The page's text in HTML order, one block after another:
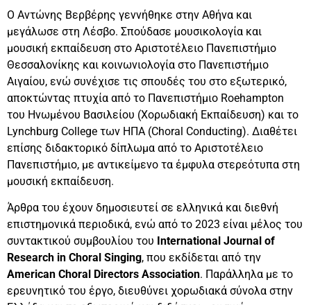
Ο Αντώνης Βερβέρης γεννήθηκε στην Αθήνα και
μεγάλωσε στη Λέσβο. Σπούδασε μουσικολογία και
μουσική εκπαίδευση στο Αριστοτέλειο Πανεπιστήμιο
Θεσσαλονίκης και κοινωνιολογία στο Πανεπιστήμιο
Αιγαίου, ενώ συνέχισε τις σπουδές του στο εξωτερικό,
αποκτώντας πτυχία από το Πανεπιστήμιο Roehampton
του Ηνωμένου Βασιλείου (Χορωδιακή Εκπαίδευση) και το
Lynchburg College των ΗΠΑ (Choral Conducting). Διαθέτει
επίσης διδακτορικό δίπλωμα από το Αριστοτέλειο
Πανεπιστήμιο, με αντικείμενο τα έμφυλα στερεότυπα στη
μουσική εκπαίδευση.
Άρθρα του έχουν δημοσιευτεί σε ελληνικά και διεθνή
επιστημονικά περιοδικά, ενώ από το 2023 είναι μέλος του
συντακτικού συμβουλίου του International Journal of
Research in Choral Singing, που εκδίδεται από την
American Choral Directors Association. Παράλληλα με το
ερευνητικό του έργο, διευθύνει χορωδιακά σύνολα στην